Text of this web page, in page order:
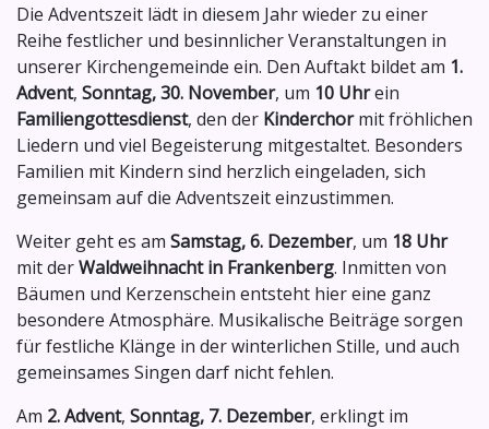
Die Adventszeit lädt in diesem Jahr wieder zu einer
Reihe festlicher und besinnlicher Veranstaltungen in
unserer Kirchengemeinde ein. Den Auftakt bildet am 1.
Advent, Sonntag, 30. November, um 10 Uhrein
Familiengottesdienst, den der Kinderchormit fröhlichen
Liedern und viel Begeisterung mitgestaltet. Besonders
Familien mit Kindern sind herzlich eingeladen, sich
gemeinsam auf die Adventszeit einzustimmen.
Weiter geht es am Samstag, 6. Dezember, um 18 Uhr
mit derWaldweihnacht in Frankenberg. Inmitten von
Bäumen und Kerzenschein entsteht hier eine ganz
besondere Atmosphäre. Musikalische Beiträge sorgen
für festliche Klänge in der winterlichen Stille, und auch
gemeinsames Singen darf nicht fehlen.
Am 2. Advent, Sonntag, 7. Dezember, erklingt im